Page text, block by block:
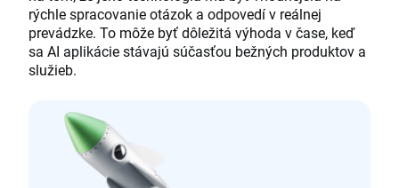
rýchle spracovanie otázok a odpovedí v reálnej
prevádzke. To môže byť dôležitá výhoda v čase, keď
sa AI aplikácie stávajú súčasťou bežných produktov a
služieb.